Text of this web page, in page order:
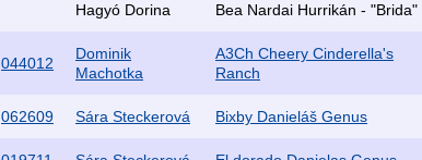
Hagyó Dorina Bea Nardai Hurrikán - "Brida"
044012
Dominik
Machotka
A3Ch Cheery Cinderella's
Ranch
062609 Sára Steckerová Bixby Danieláš Genus